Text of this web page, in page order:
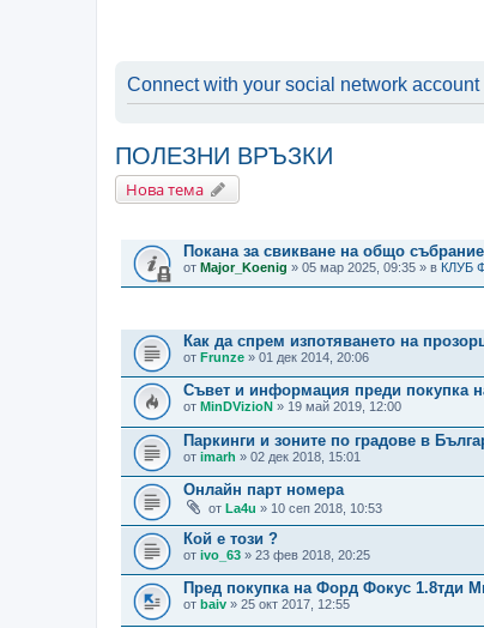
Connect with your social network account
ПОЛЕЗНИ ВРЪЗКИ
Нова тема
Покана за свикване на общо
от Major_Koenig » 05 мар 2025, 09:35 » в КЛУБ
Как да спрем изпотяването на
от Frunze » 01 дек 2014, 20:06
Съвет и информация преди покупка
от MinDVizioN » 19 май 2019, 12:00
Паркинги и зоните по градове в
от imarh » 02 дек 2018, 15:01
Онлайн парт номера
от La4u » 10 сеп 2018, 10:53
Кой е този ?
от ivo_63 » 23 фев 2018, 20:25
Пред покупка на Форд Фокус 1.8тди
от baiv » 25 окт 2017, 12:55